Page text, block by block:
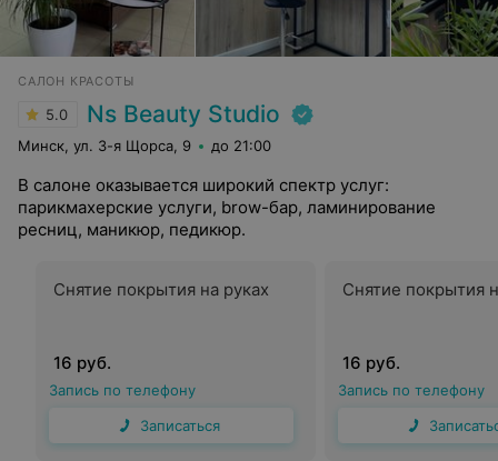
САЛОН КРАСОТЫ
5.0 Ns Beauty Studio
Минск, ул. 3-я Щорса, 9 до 21:00
В салоне оказывается широкий спектр услуг:
парикмахерские услуги, brow-бар, ламинирование
ресниц, маникюр, педикюр.
Снятие покрытия на руках
16 руб.
Запись по телефону
Записаться
Снятие покрытия
16 руб.
Запись по телефону